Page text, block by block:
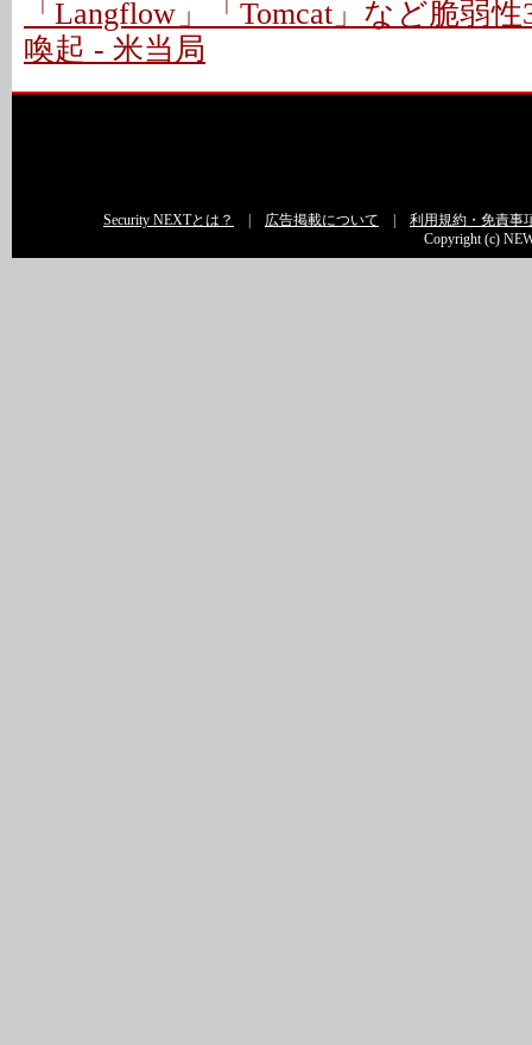
「Langflow」「Tomcat」など脆弱
喚起 - 米当局
Security NEXTとは？ 広告掲載について
利用規約・免責事
Copyright (c)